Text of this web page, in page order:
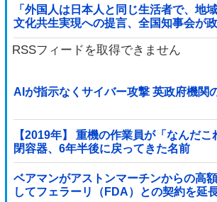
「外国人は日本人と同じ生活者で、地
文化共生実現への提言、全国知事会が
RSSフィードを取得できません
AIが指示なくサイバー攻撃 英政府機関
【2019年】 重機の作業員が「なんだ
閉容器、6年半後に戻ってきた名前
ベアマンがアストンマーチンからの高
してフェラーリ（FDA）との契約を延